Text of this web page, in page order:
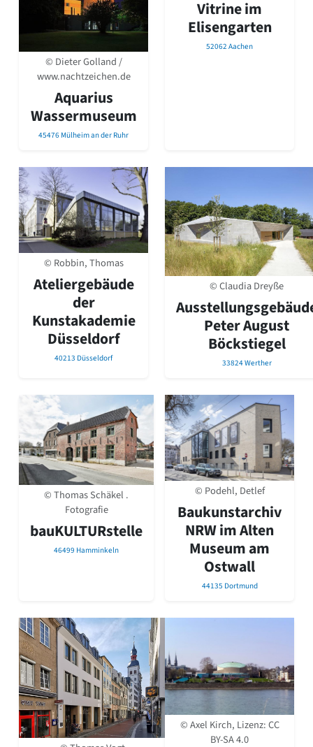
© Dieter Golland /
www.nachtzeichen.de
Aquarius
Wassermuseum
45476 Mülheim an der Ruhr
Vitrine im
Elisengarten
52062 Aachen
© Robbin, Thomas
Ateliergebäude
der
Kunstakademie
Düsseldorf
40213 Düsseldorf
© Claudia Dreyße
Peter August
Böckstiegel
33824 Werther
© Thomas Schäkel .
Fotografie
bauKULTURstelle
46499 Hamminkeln
© Podehl, Detlef
Baukunstarchiv
NRW im Alten
Museum am
Ostwall
44135 Dortmund
© Axel Kirch, Lizenz:CC
BY-SA 4.0